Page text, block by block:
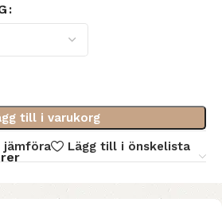
till i varukorg
Lägg till i önskelista